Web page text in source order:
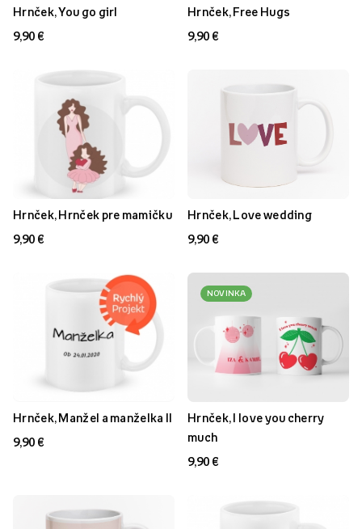
Hrnček, You go girl
9,90 €
Hrnček, Free Hugs
9,90 €
Hrnček, Hrnček pre mamičku
9,90 €
Hrnček, Love wedding
9,90 €
Hrnček, Manžel a manželka II
9,90 €
NOVINKA
Hrnček, I love you cherry
much
9,90 €